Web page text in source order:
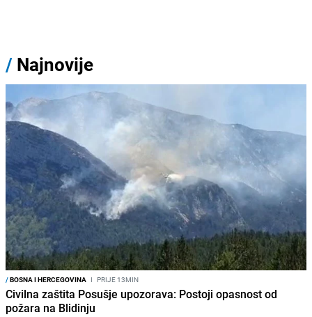
/ Najnovije
/BOSNA I HERCEGOVINA I PRIJE 13MIN
Civilna zaštita Posušje upozorava: Postoji opasnost od
požara na Blidinju